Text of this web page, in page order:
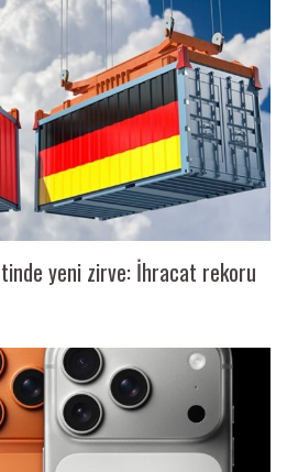
yeni zirve: İhracat rekoru